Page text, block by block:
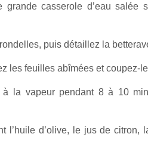
casserole d’eau salée
puis détaillez la
les feuilles abîmées et coupez-
la vapeur pendant 8 à 10
l’huile d’olive, le jus de citron,